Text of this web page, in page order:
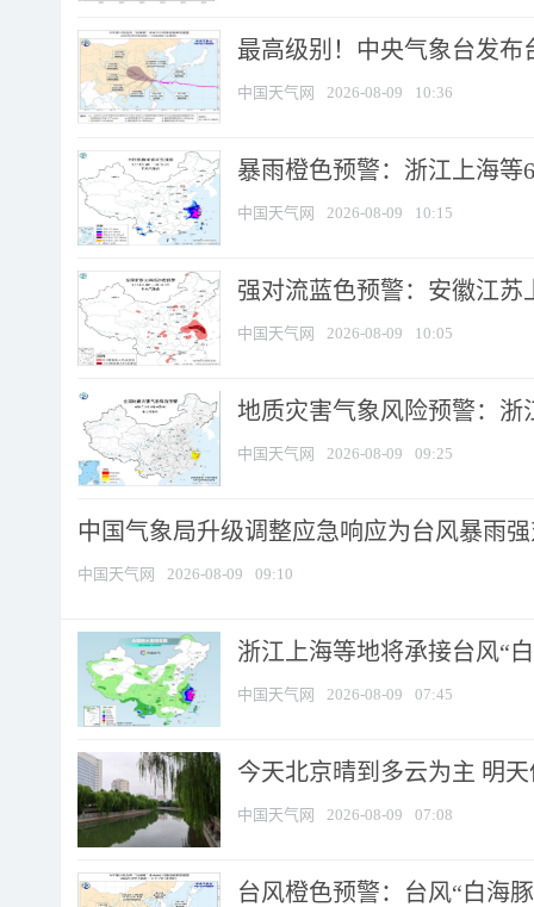
最高级别！中央气象台发布
中国天气网 2026-08-09 10:36
暴雨橙色预警：浙江上海等
中国天气网 2026-08-09 10:15
强对流蓝色预警：安徽江苏
中国天气网 2026-08-09 10:05
地质灾害气象风险预警：浙
中国天气网 2026-08-09 09:25
中国气象局升级调整应急响应为台风暴雨
中国天气网 2026-08-09 09:10
浙江上海等地将承接台风“
中国天气网 2026-08-09 07:45
今天北京晴到多云为主 明
中国天气网 2026-08-09 07:08
台风橙色预警：台风“白海